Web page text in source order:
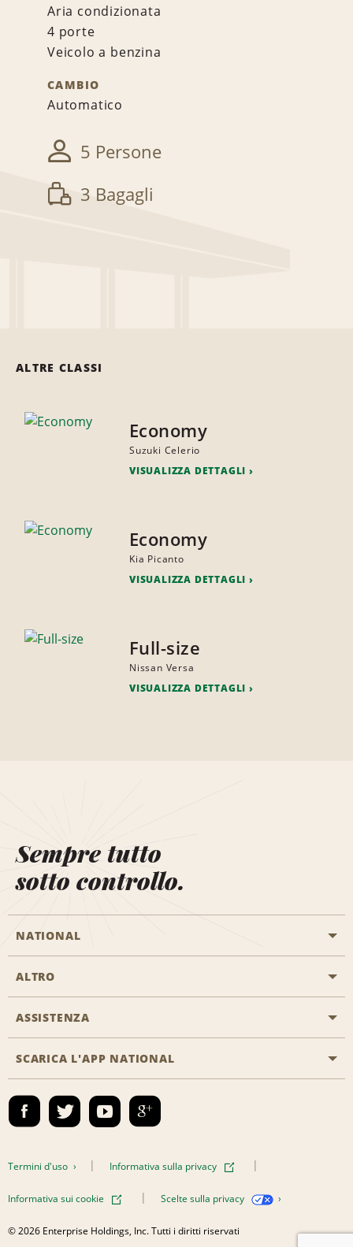
Aria condizionata
4 porte
Veicolo a benzina
CAMBIO
Automatico
5 Persone
3 Bagagli
ALTRE CLASSI
Economy
Suzuki Celerio
VISUALIZZA DETTAGLI
Economy
Kia Picanto
VISUALIZZA DETTAGLI
Full-size
Nissan Versa
VISUALIZZA DETTAGLI
Sempre tutto
sotto controllo.
NATIONAL
Inizia una prenotazione
Programmi business
Emerald Club Accedi
ALTRO
Offerte di lavoro
ASSISTENZA
Accessibilità
Contatti
SCARICA L'APP NATIONAL
Termini d'uso Informativa sulla privacy
Informativa sui cookie Scelte sulla privacy
© 2026 Enterprise Holdings, Inc. Tutti i diritti riservati